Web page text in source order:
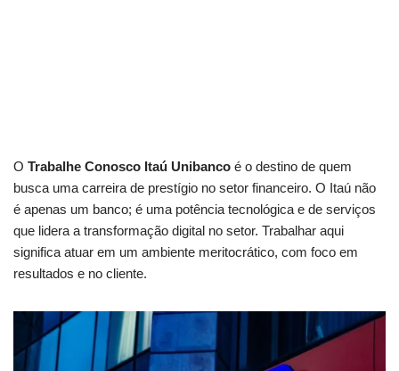
O Trabalhe Conosco Itaú Unibanco é o destino de quem
busca uma carreira de prestígio no setor financeiro. O Itaú não
é apenas um banco; é uma potência tecnológica e de serviços
que lidera a transformação digital no setor. Trabalhar aqui
significa atuar em um ambiente meritocrático, com foco em
resultados e no cliente.